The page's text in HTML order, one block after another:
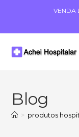
VENDA
Blog
> produtos